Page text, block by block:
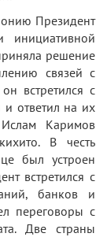
Президент
инициативной
решение
связей с
встретился с
ответил на их
Каримов
В честь
был устроен
встретился с
банков и
переговоры с
Две страны